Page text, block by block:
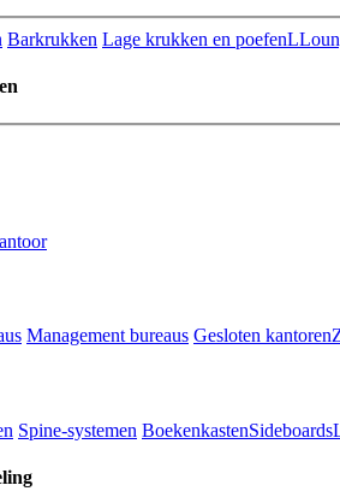
Barkrukken Lage krukken en poefenL
Management bureaus Gesloten kantoren
Spine-systemen BoekenkastenSideboards